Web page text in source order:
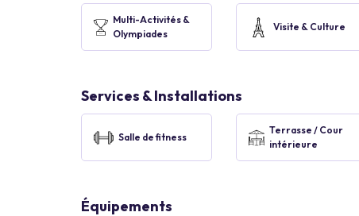
Multi-Activités &
Olympiades
Visite & Culture
Services & Installations
Salle de fitness
Terrasse / Cour
intérieure
Équipements